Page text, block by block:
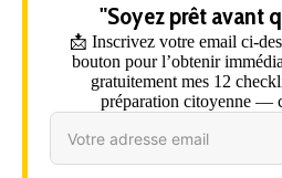
"Soyez prêt avant
📩 Inscrivez votre email ci-
bouton pour l’obtenir
gratuitement mes 12
préparation citoyenne —